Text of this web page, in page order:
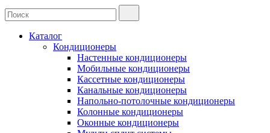
Каталог
Кондиционеры
Настенные кондиционеры
Мобильные кондиционеры
Кассетные кондиционеры
Канальные кондиционеры
Напольно-потолочные кондиционеры
Колонные кондиционеры
Оконные кондиционеры